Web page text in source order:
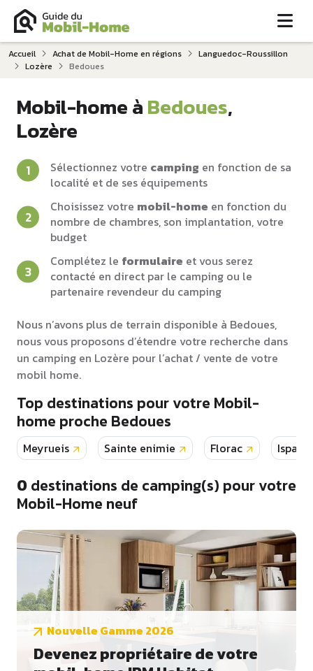
Accueil Achat de Mobil-Home en régions
Languedoc-Roussillon
Lozère
Bedoues
Mobil-home àBedoues,
Lozère
Sélectionnez votre camping en fonction de sa
localité et de ses équipements
Choisissez votre mobil-home en fonction du
nombre de chambres, son implantation, votre
budget
Complétez le formulaire et vous serez
contacté en direct par le camping ou le
partenaire revendeur du camping
Nous n’avons plus de terrain disponible à Bedoues,
nous vous proposons d’étendre votre recherche dans
un camping en Lozère pour l’achat / vente de votre
mobil home.
Top destinations pour votre Mobil-
home proche Bedoues
Meyrueis Sainte enimie Florac
0destinations de camping(s) pour votre
Mobil-Home neuf
Nouvelle Gamme 2026
Devenez propriétaire de votre